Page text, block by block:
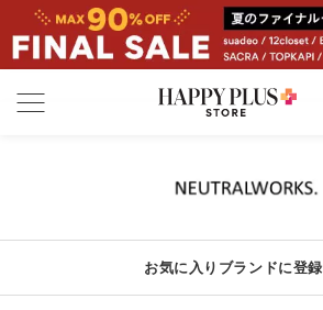
お気に入り
お気に入りブランドに登録